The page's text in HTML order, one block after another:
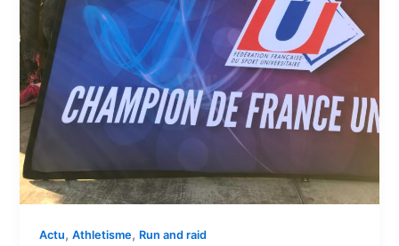
Actu,Athletisme, Run and raid